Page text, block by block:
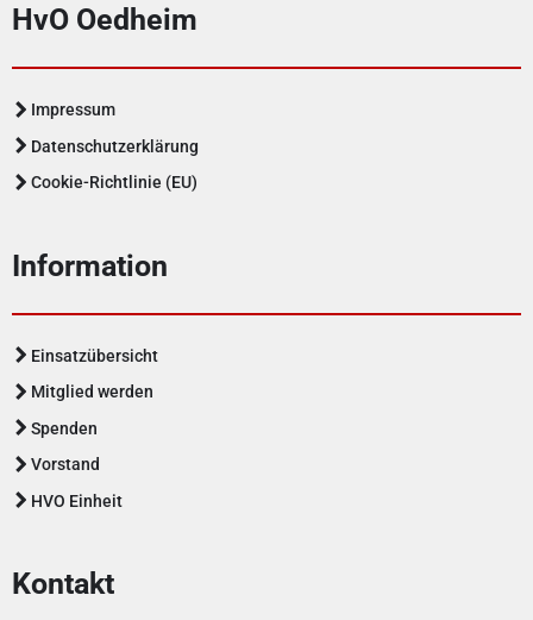
HvO Oedheim
Impressum
Datenschutzerklärung
Cookie-Richtlinie (EU)
Information
Einsatzübersicht
Mitglied werden
Spenden
Vorstand
HVO Einheit
Kontakt